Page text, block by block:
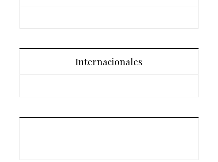
Internacionales